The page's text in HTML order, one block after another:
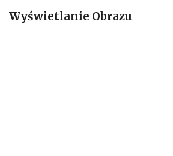
jWyświetlanie Obrazu